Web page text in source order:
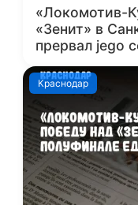
«Локомотив-
«Зенит» в
прервал jego
Краснодар